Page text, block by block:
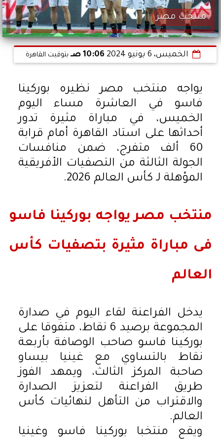
منتخب مصر
الخميس، 6 يونيو 2024 10:06 صـ بتوقيت القاهرة
يواجه منتخب مصر نظيره بوركينا
فاسو في العاشرة مساء اليوم
الخميس، في مباراة مثيرة تدور
أحداثها على استاد القاهرة أمام قرابة
60 ألف متفرج، ضمن منافسات
الجولة الثالثة من التصفيات الأفريقية
المؤهلة لـ كأس العالم 2026.
منتخب مصر يواجه بوركينا فاسو
فى مباراة مثيرة بتصفيات كأس
العالم
يدخل الفراعنة لقاء اليوم في صدارة
المجموعة برصيد 6 نقاط، متفوقا على
بوركينا فاسو صاحب الوصافة بأربعة
نقاط بالتساوي مع غينيا بيساو
صاحبة المركز الثالث، ويمهد الفوز
طريق الفراعنة لتعزيز الصدارة
والاقتراب من التأهل لنهائيات كأس
العالم.
ويقع منتخبا بوركينا فاسو وغينيا